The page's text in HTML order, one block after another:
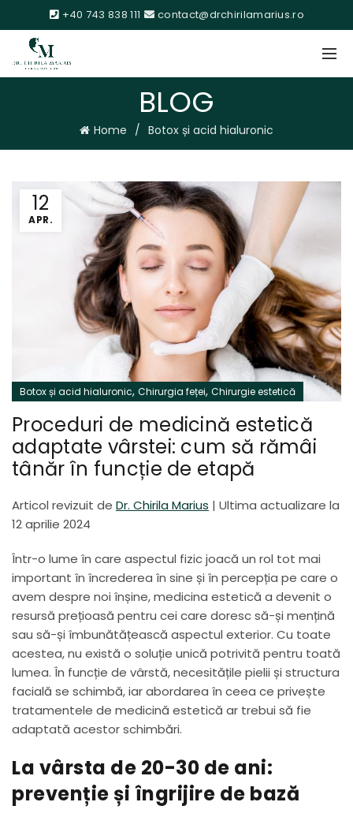
+40 743 838 111 contact@drchirilamarius.ro
BLOG
Home Botox și acid hialuronic
12
APR.
Botox și acid hialuronic, Chirurgia feței, Chirurgie estetică
Proceduri de medicină estetică
adaptate vârstei: cum să rămâi
tânăr în funcție de etapă
Articol revizuit de Dr. Chirila Marius | Ultima actualizare la
12 aprilie 2024
Într-o lume în care aspectul fizic joacă un rol tot mai
important în încrederea în sine și în percepția pe care o
avem despre noi înșine, medicina estetică a devenit o
resursă prețioasă pentru cei care doresc să-și mențină
sau să-și îmbunătățească aspectul exterior. Cu toate
acestea, nu există o soluție unică potrivită pentru toată
lumea. În funcție de vârstă, necesitățile pielii și structura
facială se schimbă, iar abordarea în ceea ce privește
tratamentele de medicină estetică ar trebui să fie
adaptată acestor schimbări.
La vârsta de 20-30 de ani:
prevenție și îngrijire de bază